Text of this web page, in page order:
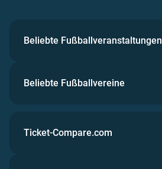
Beliebte Fußballveranstaltungen
Beliebte Fußballvereine
Ticket-Compare.com